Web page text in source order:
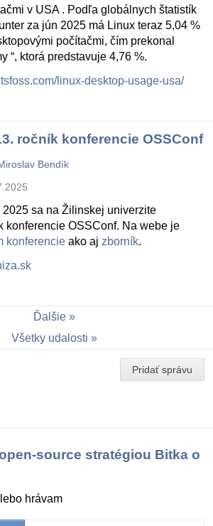
v USA . Podľa globálnych štatistík
za jún 2025 má Linux teraz 5,04 %
počítačmi, čím prekonal
“, ktorá predstavuje 4,76 %.
linux-desktop-usage-usa/
ročník konferencie OSSConf
Bendík
sa na Žilinskej univerzite
konferencie OSSConf. Na webe je
konferencie ako aj zborník.
Ďalšie
Všetky udalosti
Pridať správu
source stratégiou Bitka o
hrávam